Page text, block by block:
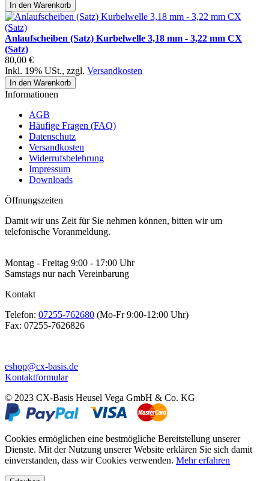
In den Warenkorb
Anlaufscheiben (Satz) Kurbelwelle 3,18 mm - 3,22 mm CX
(Satz)
80,00 €
Inkl. 19% USt., zzgl. Versandkosten
In den Warenkorb
Informationen
AGB
Häufige Fragen (FAQ)
Datenschutz
Versandkosten
Widerrufsbelehrung
Impressum
Downloads
Öffnungszeiten
Damit wir uns Zeit für Sie nehmen können, bitten wir um
telefonische Voranmeldung.
Montag - Freitag 9:00 - 17:00 Uhr
Samstags nur nach Vereinbarung
Kontakt
Telefon: 07255-762680 (Mo-Fr 9:00-12:00 Uhr)
Fax: 07255-7626826
eshop@cx-basis.de
Kontaktformular
© 2023 CX-Basis Heusel Vega GmbH & Co. KG
Cookies ermöglichen eine bestmögliche Bereitstellung unserer
Dienste. Mit der Nutzung unserer Website erklären Sie sich damit
einverstanden, dass wir Cookies verwenden. Mehr erfahren